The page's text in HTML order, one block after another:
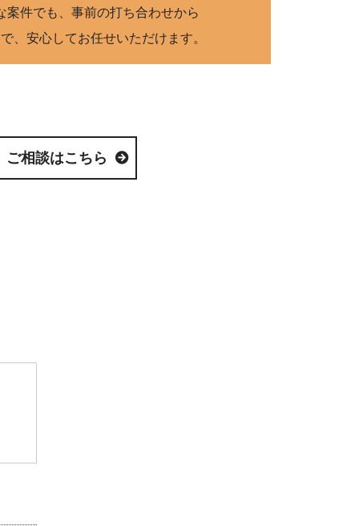
案件でも、事前の打ち合わせから
、安心してお任せいただけます。
ご相談はこちら